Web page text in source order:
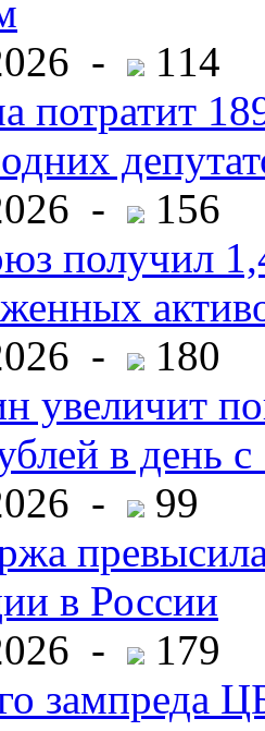
-
114
потратит
-
156
получил
-
180
увеличит
в день с
-
99
в России
-
179
зампреда